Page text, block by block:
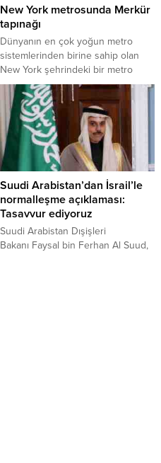
New York metrosunda Merkür
tapınağı
Dünyanın en çok yoğun metro
sistemlerinden birine sahip olan
New York şehrindeki bir metro
durağına kimliği belirsiz kişi ya da
kişilerce karton kutudan ve
sembollerle boyanmış küçük bir
tapınak konuldu.
Suudi Arabistan’dan İsrail’le
normalleşme açıklaması:
Tasavvur ediyoruz
Suudi Arabistan Dışişleri
Bakanı Faysal bin Ferhan Al Suud,